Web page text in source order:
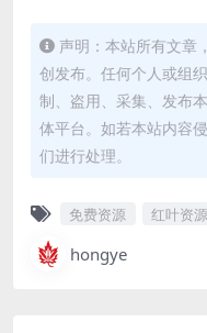
声明：本站所有文章
创发布。任何个人或组
制、盗用、采集、发布
体平台。如若本站内容
们进行处理。
免费资源 红叶资源
hongye